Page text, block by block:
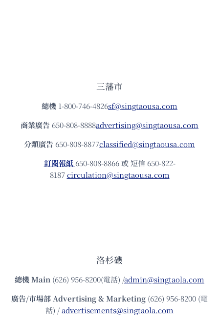
三藩市
總機 1-800-746-4826sf@singtaousa.com
商業廣告 650-808-8888advertising@singtaousa.com
分類廣告 650-808-8877classified@singtaousa.com
訂閱報紙 650-808-8866 或 短信 650-822-
8187circulation@singtaousa.com
洛杉磯
總機Main (626) 956-8200(電話) /admin@singtaola.com
廣告/市場部Advertising & Marketing (626) 956-8200 (電
話) /advertisements@singtaola.com